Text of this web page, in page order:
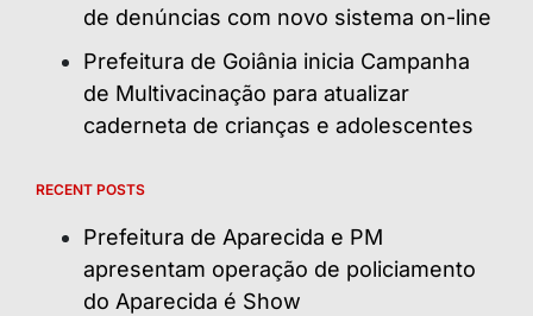
de denúncias com novo sistema on-line
Prefeitura de Goiânia inicia Campanha
de Multivacinação para atualizar
caderneta de crianças e adolescentes
RECENT POSTS
Prefeitura de Aparecida e PM
apresentam operação de policiamento
do Aparecida é Show